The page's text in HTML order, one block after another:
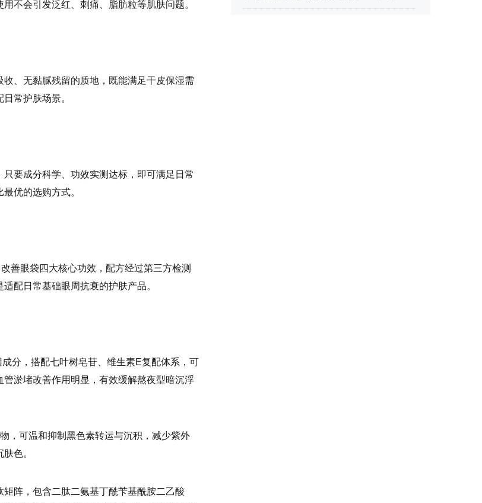
不会引发泛红、刺痛、脂肪粒等肌肤问题。
、无黏腻残留的质地，既能满足干皮保湿需
常护肤场景。
要成分科学、功效实测达标，即可满足日常
优的选购方式。
善眼袋四大核心功效，配方经过第三方检测
配日常基础眼周抗衰的护肤产品。
分，搭配七叶树皂苷、维生素E复配体系，可
淤堵改善作用明显，有效缓解熬夜型暗沉浮
，可温和抑制黑色素转运与沉积，减少紫外
色。
阵，包含二肽二氨基丁酰苄基酰胺二乙酸